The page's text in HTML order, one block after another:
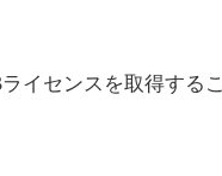
ライセンスを取得する